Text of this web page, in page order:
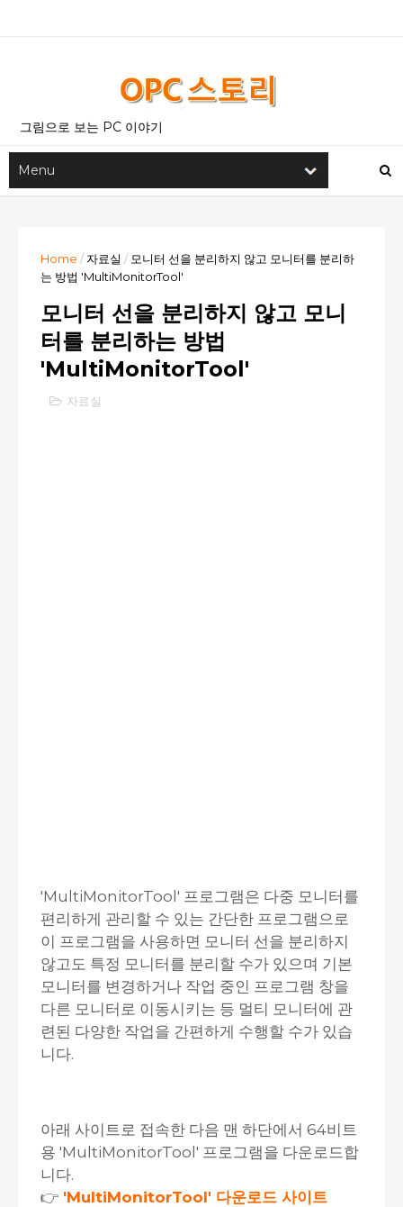
그림으로 보는 PC 이야기
Home /자료실 / 모니터 선을 분리하지 않고 모니터를 분리하
는 방법 'MultiMonitorTool'
모니터 선을 분리하지 않고 모니
터를 분리하는 방법
'MultiMonitorTool'
자료실
'MultiMonitorTool' 프로그램은 다중 모니터를
편리하게 관리할 수 있는 간단한 프로그램으로
이 프로그램을 사용하면 모니터 선을 분리하지
않고도 특정 모니터를 분리할 수가 있으며 기본
모니터를 변경하거나 작업 중인 프로그램 창을
다른 모니터로 이동시키는 등 멀티 모니터에 관
련된 다양한 작업을 간편하게 수행할 수가 있습
니다.
아래 사이트로 접속한 다음 맨 하단에서 64비트
용 'MultiMonitorTool' 프로그램을 다운로드합
니다.
👉 'MultiMonitorTool' 다운로드 사이트